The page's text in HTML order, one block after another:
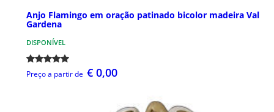
Anjo Flamingo em oração patinado bicolor madeira Val
Gardena
DISPONÍVEL
Preço a partir de € 0,00